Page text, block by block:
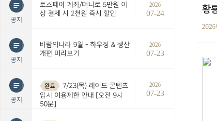
공지
토스페이 계좌/머니로 5만원 이
상 결제 시 2천원 즉시 할인
2026
07-24
공지
바람의나라 9월 - 하우징 & 생산
개편 미리보기
2026
07-23
공지
완료
7/23(목) 레이드 콘텐츠
임시 이용제한 안내 [오전 9시
50분]
2026
07-23
황